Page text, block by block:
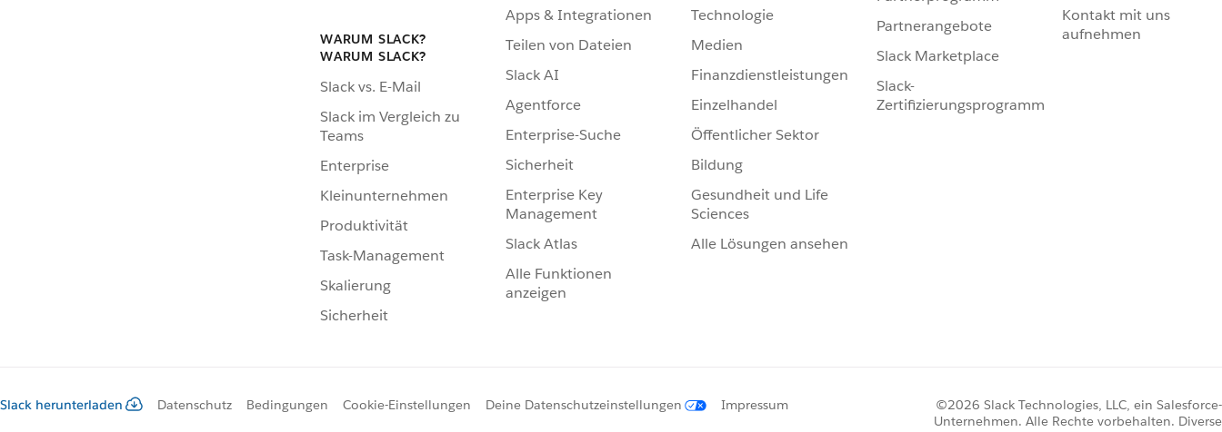
WARUM SLACK?
WARUM SLACK?
Slack vs. E-Mail
Slack im Vergleich zu
Teams
Enterprise
Kleinunternehmen
Produktivität
Task-Management
Skalierung
Sicherheit
Apps & Integrationen
Teilen von Dateien
Slack AI
Agentforce
Enterprise-Suche
Sicherheit
Enterprise Key
Management
Slack Atlas
Alle Funktionen
anzeigen
Technologie
Medien
Finanzdienstleistungen
Einzelhandel
Öffentlicher Sektor
Bildung
Gesundheit und Life
Sciences
Alle Lösungen ansehen
Partnerangebote
Slack Marketplace
Slack-
Zertifizierungsprogramm
Kontakt mit uns
aufnehmen
Slack herunterladen Datenschutz Bedingungen Cookie-Einstellungen Deine Datenschutzeinstellungen Impressum
©2026 Slack Technologies, LLC, ein Salesforce-
Unternehmen. Alle Rechte vorbehalten. Diverse